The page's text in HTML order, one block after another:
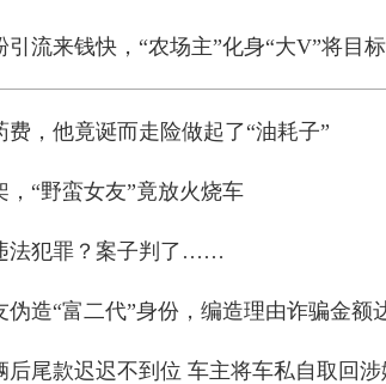
引流来钱快，“农场主”化身“大V”将目
费，他竟诞而走险做起了“油耗子”
，“野蛮女友”竟放火烧车
法犯罪？案子判了……
伪造“富二代”身份，编造理由诈骗金额
后尾款迟迟不到位 车主将车私自取回涉